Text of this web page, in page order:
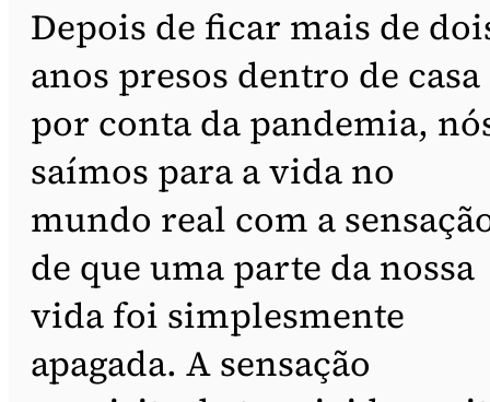
Depois de ficar mais de
anos presos dentro de casa
por conta da pandemia,
saímos para a vida no
mundo real com a
de que uma parte da nossa
vida foi simplesmente
apagada. A sensação